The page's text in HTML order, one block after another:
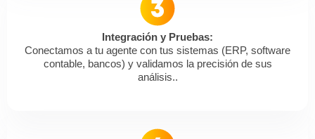
Integración y Pruebas:
Conectamos a tu agente con tus sistemas (ERP, software
contable, bancos) y validamos la precisión de sus
análisis..